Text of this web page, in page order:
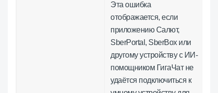
Эта ошибка
отображается, если
приложению Салют,
SberPortal, SberBox или
другому устройству с ИИ-
помощником ГигаЧат не
удаётся подключиться к